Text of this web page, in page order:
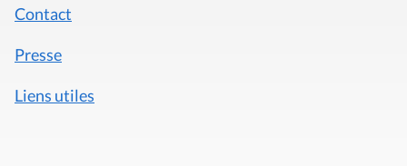
Contact
Presse
Liens utiles